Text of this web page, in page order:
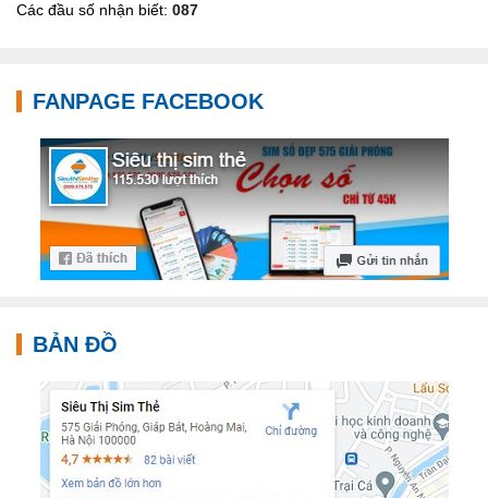
Các đầu số nhận biết: 087
FANPAGE FACEBOOK
BẢN ĐỒ